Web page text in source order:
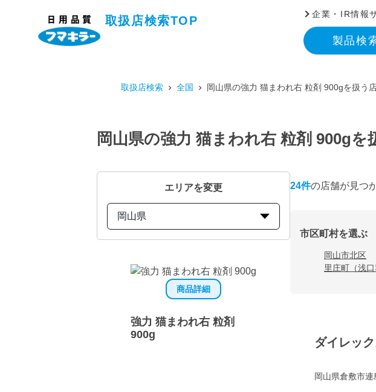
取扱店検索TOP
企業・IR情報
製品検
取扱店検索 全国 岡山県の強力 猫まわれ右 粒剤 900gを扱う
岡山県の強力 猫まわれ右 粒剤 900gを
エリアを変更
岡山県
商品詳細
強力 猫まわれ右 粒剤
900g
24件の店舗が見つ
市区町村を選ぶ
岡山市北区
里庄町（浅口
ダイレッ
岡山県倉敷市連